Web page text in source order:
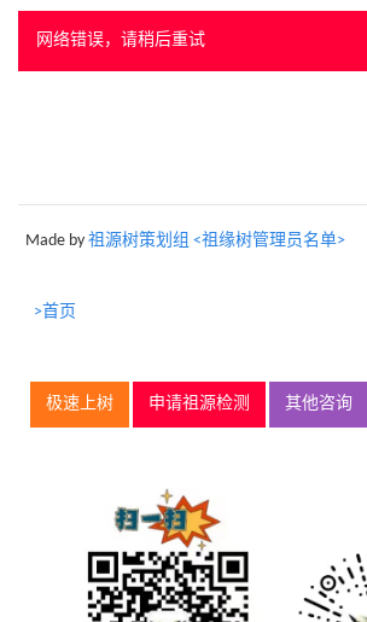
网络错误，请稍后重试
Made by 祖源树策划组 <祖缘树管理员名单>
>首页
极速上树 申请祖源检测 其他咨询